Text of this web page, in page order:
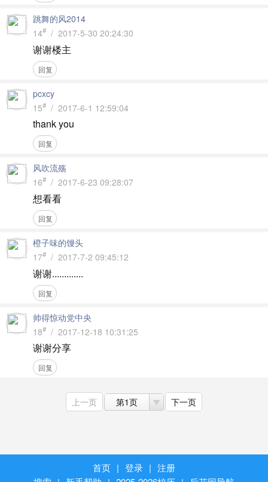
跳舞的风2014
14# / 2017-5-30 20:24:30
谢谢楼主
回复
pcxcy
15# / 2017-6-1 12:59:04
thank you
回复
风吹流殇
16# / 2017-6-23 09:28:07
想看看
回复
橙子味的馒头
17# / 2017-7-2 09:45:12
谢谢.............
回复
帅得惊动党中央
18# / 2017-12-18 10:31:25
谢谢分享
回复
上一页 第1页 下一页
首页 | 登录 | 注册